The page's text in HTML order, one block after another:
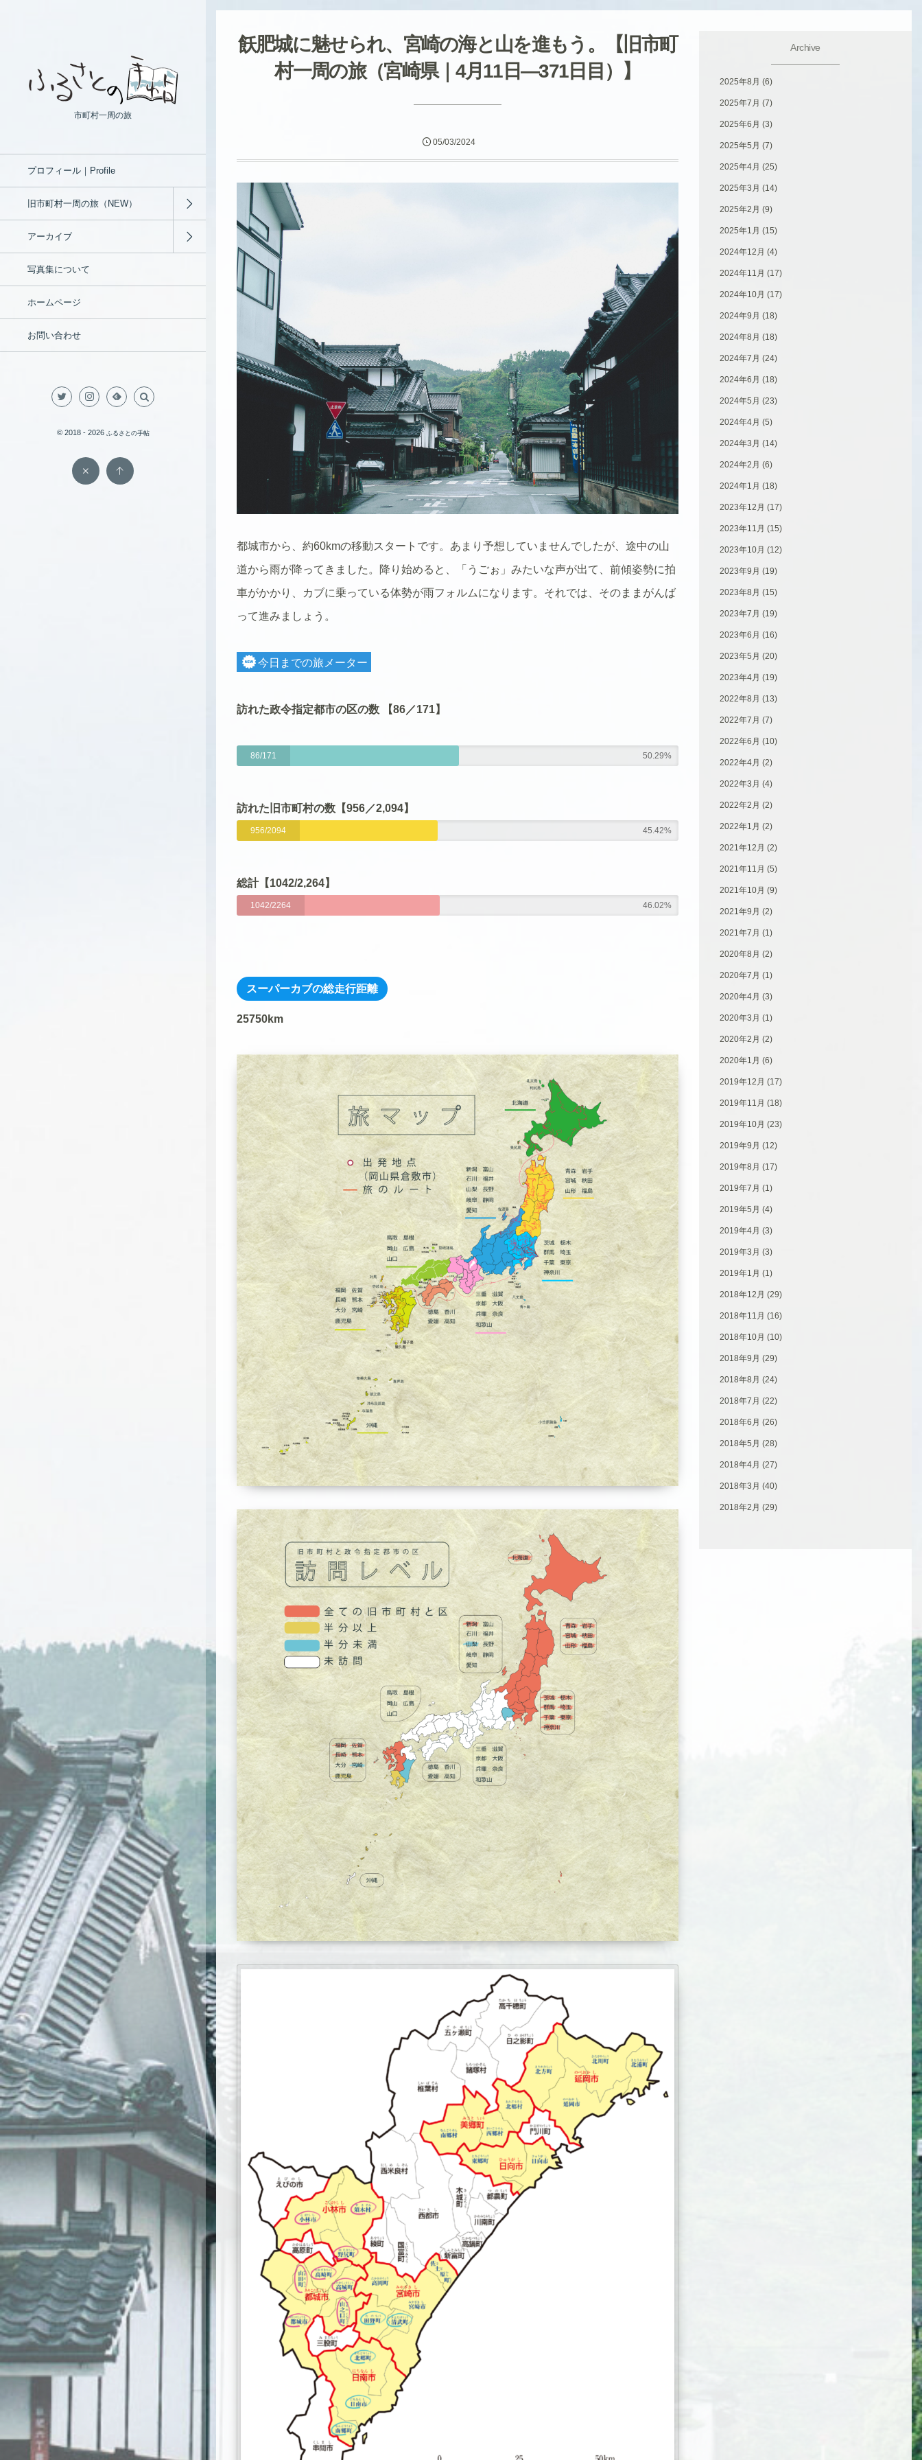
市町村一周の旅
プロフィール｜Profile
旧市町村一周の旅（NEW）
アーカイブ
写真集について
ホームページ
お問い合わせ
© 2018 - 2026 ふるさとの手帖
飫肥城に魅せられ、宮崎の海と山を進もう。【旧市町
村一周の旅（宮崎県｜4月11日―371日目）】
05/03/2024
都城市から、約60kmの移動スタートです。あまり予想していませんでしたが、途中の山
道から雨が降ってきました。降り始めると、「うごぉ」みたいな声が出て、前傾姿勢に拍
車がかかり、カブに乗っている体勢が雨フォルムになります。それでは、そのままがんば
って進みましょう。
今日までの旅メーター
訪れた政令指定都市の区の数 【86／171】
86/171 50.29%
訪れた旧市町村の数【956／2,094】
956/2094 45.42%
総計【1042/2,264】
1042/2264 46.02%
スーパーカブの総走行距離
25750km
Archive
2025年8月 (6)
2025年7月 (7)
2025年6月 (3)
2025年5月 (7)
2025年4月 (25)
2025年3月 (14)
2025年2月 (9)
2025年1月 (15)
2024年12月 (4)
2024年11月 (17)
2024年10月 (17)
2024年9月 (18)
2024年8月 (18)
2024年7月 (24)
2024年6月 (18)
2024年5月 (23)
2024年4月 (5)
2024年3月 (14)
2024年2月 (6)
2024年1月 (18)
2023年12月 (17)
2023年11月 (15)
2023年10月 (12)
2023年9月 (19)
2023年8月 (15)
2023年7月 (19)
2023年6月 (16)
2023年5月 (20)
2023年4月 (19)
2022年8月 (13)
2022年7月 (7)
2022年6月 (10)
2022年4月 (2)
2022年3月 (4)
2022年2月 (2)
2022年1月 (2)
2021年12月 (2)
2021年11月 (5)
2021年10月 (9)
2021年9月 (2)
2021年7月 (1)
2020年8月 (2)
2020年7月 (1)
2020年4月 (3)
2020年3月 (1)
2020年2月 (2)
2020年1月 (6)
2019年12月 (17)
2019年11月 (18)
2019年10月 (23)
2019年9月 (12)
2019年8月 (17)
2019年7月 (1)
2019年5月 (4)
2019年4月 (3)
2019年3月 (3)
2019年1月 (1)
2018年12月 (29)
2018年11月 (16)
2018年10月 (10)
2018年9月 (29)
2018年8月 (24)
2018年7月 (22)
2018年6月 (26)
2018年5月 (28)
2018年4月 (27)
2018年3月 (40)
2018年2月 (29)